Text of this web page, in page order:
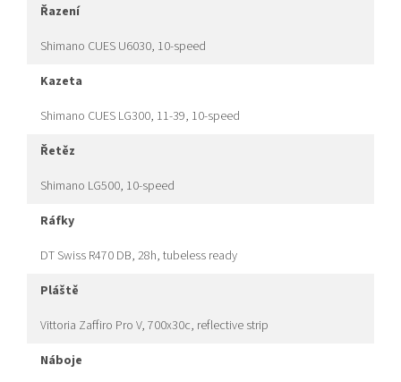
řazení
Shimano CUES U6030, 10-speed
kazeta
Shimano CUES LG300, 11-39, 10-speed
řetěz
Shimano LG500, 10-speed
ráfky
DT Swiss R470 DB, 28h, tubeless ready
pláště
Vittoria Zaffiro Pro V, 700x30c, reflective strip
náboje